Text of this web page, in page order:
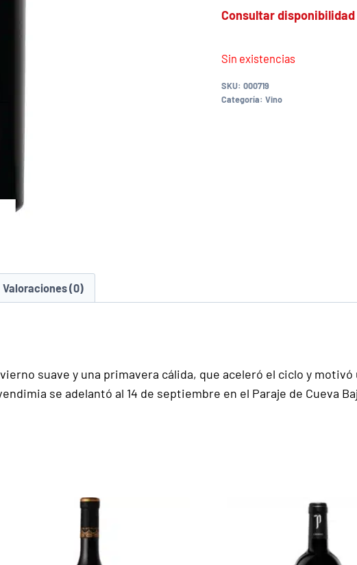
Consultar disponibilidad
Sin existencias
SKU: 000719
Categoría: Vino
Valoraciones (0)
suave y una primavera cálida, que aceleró el ciclo y
se adelantó al 14 de septiembre en el Paraje de Cueva